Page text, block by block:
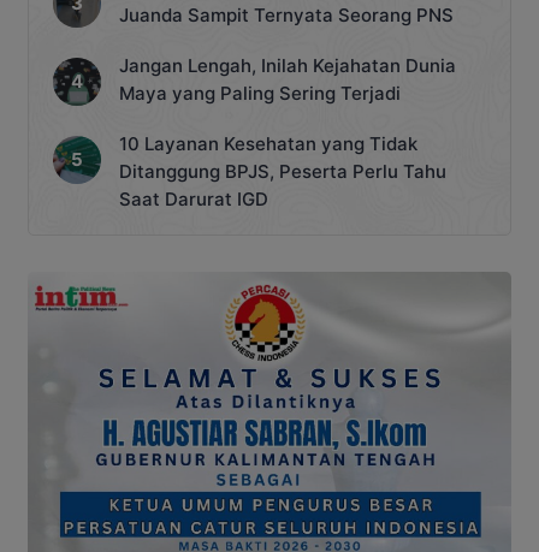
Juanda Sampit Ternyata Seorang PNS
Jangan Lengah, Inilah Kejahatan Dunia
Maya yang Paling Sering Terjadi
10 Layanan Kesehatan yang Tidak
Ditanggung BPJS, Peserta Perlu Tahu
Saat Darurat IGD